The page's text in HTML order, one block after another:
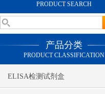
PRODUCT SEARCH
产品分类
PRODUCT CLASSIFICATION
ELISA检测试剂盒